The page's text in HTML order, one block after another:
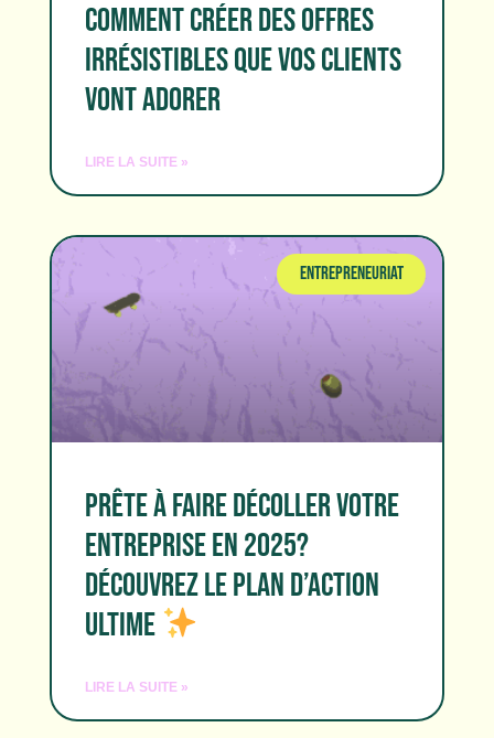
COMMENT CRÉER DES OFFRES
IRRÉSISTIBLES QUE VOS CLIENTS
VONT ADORER
LIRE LA SUITE »
ENTREPRENEURIAT
PRÊTE À FAIRE DÉCOLLER VOTRE
ENTREPRISE EN 2025?
DÉCOUVREZ LE PLAN D’ACTION
ULTIME
LIRE LA SUITE »